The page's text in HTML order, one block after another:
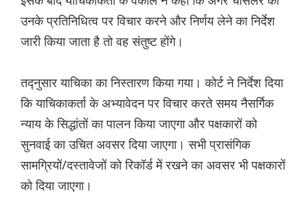
उनके प्रतिनिधित्व पर विचार करने और निर्णय लेने का निर्देश
जारी किया जाता है तो वह संतुष्ट होंगे।
तद्नुसार याचिका का निस्तारण किया गया। कोर्ट ने निर्देश दिया
कि याचिकाकर्ता के अभ्यावेदन पर विचार करते समय नैसर्गिक
न्याय के सिद्धांतों का पालन किया जाएगा और पक्षकारों को
सुनवाई का उचित अवसर दिया जाएगा। सभी प्रासंगिक
सामग्रियों/दस्तावेजों को रिकॉर्ड में रखने का अवसर भी पक्षकारों
को दिया जाएगा।